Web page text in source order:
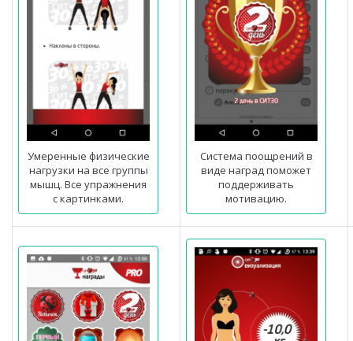
Умеренные физические
нагрузки на все группы
мышц. Все упражнения
с картинками.
Система поощрений в
виде наград поможет
поддерживать
мотивацию.